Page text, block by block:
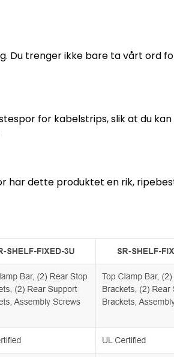
Du trenger ikke bare ta vårt ord
for kabelstrips, slik at du
har dette produktet en rik,